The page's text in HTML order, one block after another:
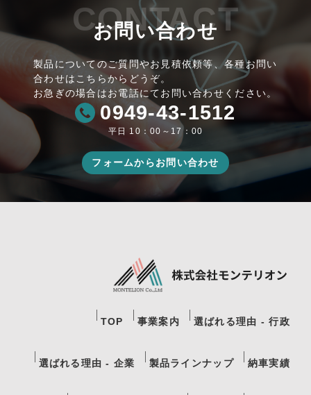
CONTACT
お問い合わせ
製品についてのご質問やお見積依頼等、各種お問い
合わせはこちらからどうぞ。
お急ぎの場合はお電話にてお問い合わせください。
0949-43-1512
平日 10：00～17：00
フォームからお問い合わせ
TOP 事業案内 選ばれる理由 - 行政
選ばれる理由 - 企業 製品ラインナップ 納車実績